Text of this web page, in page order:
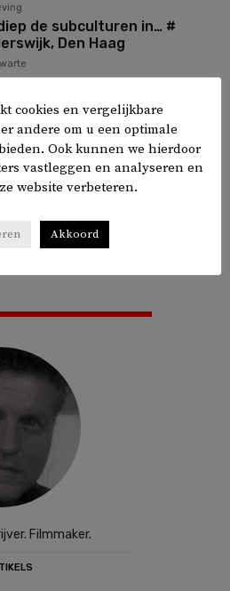
de subculturen in… #
Den Haag
de subculturen in… #Plein
Amsterdam
Filmmaker.
cookies en vergelijkbare
andere om u een optimale
Ook kunnen we hierdoor
vastleggen en analyseren en
website verbeteren.
Akkoord